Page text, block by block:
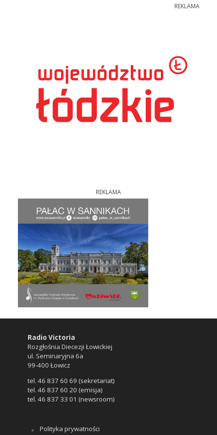
REKLAMA
REKLAMA
Radio Victoria
Rozgłośnia Diecezji Łowickiej
ul. Seminaryjna 6a
99-400 Łowicz
tel. 46 837 60 69 (sekretariat)
tel. 46 837 60 20 (emisja)
tel. 46 837 33 01 (newsroom)
Polityka prywatności